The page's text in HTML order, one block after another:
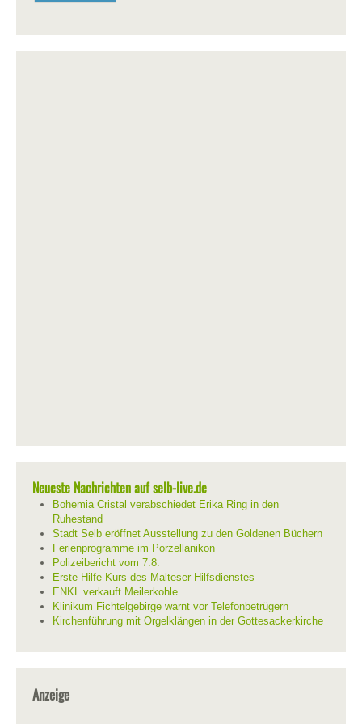
Neueste Nachrichten auf selb-live.de
Bohemia Cristal verabschiedet Erika Ring in den
Ruhestand
Stadt Selb eröffnet Ausstellung zu den Goldenen Büchern
Ferienprogramme im Porzellanikon
Polizeibericht vom 7.8.
Erste-Hilfe-Kurs des Malteser Hilfsdienstes
ENKL verkauft Meilerkohle
Klinikum Fichtelgebirge warnt vor Telefonbetrügern
Kirchenführung mit Orgelklängen in der Gottesackerkirche
Anzeige